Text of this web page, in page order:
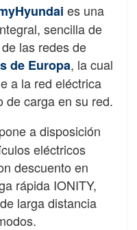
es una
sencilla de
las redes de
de Europa, la cual
a la red eléctrica
de carga en su red.
pone a disposición
eléctricos
descuento en
rápida IONITY,
larga distancia